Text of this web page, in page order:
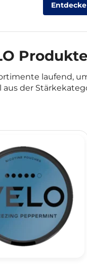
Produkte
laufend,
der